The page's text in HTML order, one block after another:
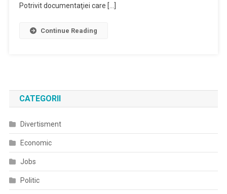
Potrivit documentaţiei care […]
Continue Reading
CATEGORII
Divertisment
Economic
Jobs
Politic